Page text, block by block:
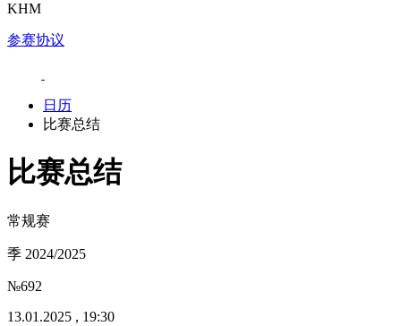
KHM
参赛协议
日历
比赛总结
比赛总结
常规赛
季 2024/2025
№692
13.01.2025 , 19:30